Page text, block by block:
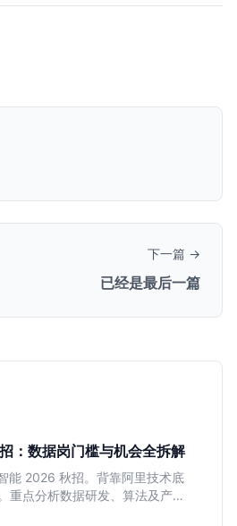
下一篇 →
已经是最后一篇
：数据岗门槛与机会全拆解
能 2026 秋招。背靠阿里技术底
重点分析数据研发、算法及产品
端数据路线的成长曲线与抗压挑